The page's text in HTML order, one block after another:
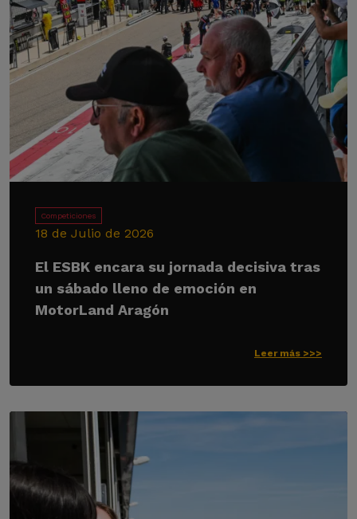
Competiciones
18 de Julio de 2026
El ESBK encara su jornada decisiva tras
un sábado lleno de emoción en
MotorLand Aragón
Leer más >>>